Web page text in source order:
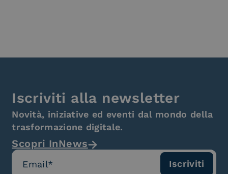
Iscriviti alla newsletter
Novità, iniziative ed eventi dal mondo della
trasformazione digitale.
Scopri InNews